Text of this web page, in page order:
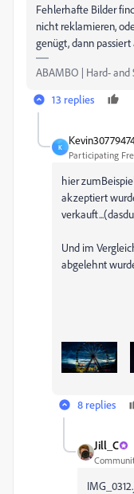
Fehlerhafte Bilder
nicht reklamieren,
genügt, dann passiert
ABAMBO | Hard-
13 replies
K
Participating
hier
akzeptiert
Und im
abgelehnt
8 replies
Jill_C